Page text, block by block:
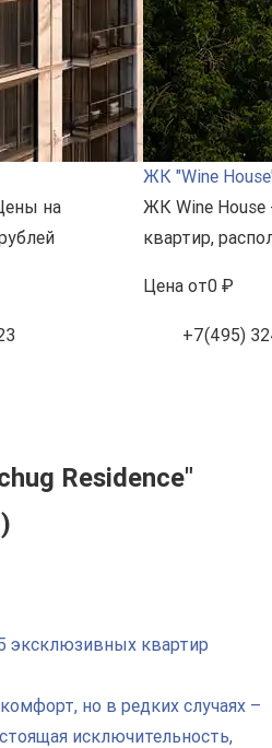
на
ЖК "Wine
ЖК Wine House
квартир,
Цена от0 ₽
+7(495)
Residence"
квартир
но в редких случаях –
исключительность,